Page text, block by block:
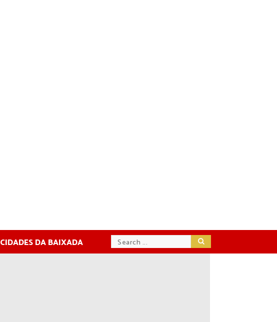
CIDADES DA BAIXADA